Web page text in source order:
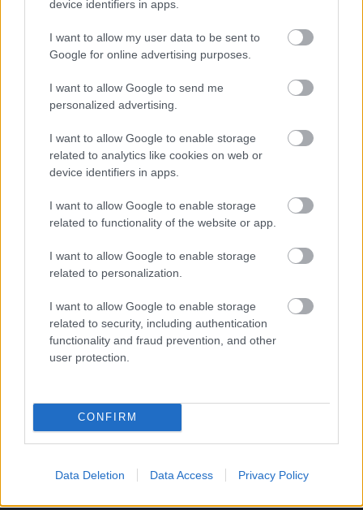
device identifiers in apps.
I want to allow my user data to be sent to
Google for online advertising purposes.
I want to allow Google to send me
personalized advertising.
I want to allow Google to enable storage
related to analytics like cookies on web or
device identifiers in apps.
I want to allow Google to enable storage
related to functionality of the website or app.
I want to allow Google to enable storage
related to personalization.
I want to allow Google to enable storage
related to security, including authentication
functionality and fraud prevention, and other
user protection.
CONFIRM
Data Deletion Data Access Privacy Policy
Ei siinä tarvinnut mitään ihmeellistä.
Procountorin puolelta vain vähän asetuksia
klikkailin kuntoon ja kirjauduin Kraviaan
Lue koko asiakastarina
Ratkaisut
Procountor
Sopimuskone
Finago Sign
Procountor Tallennus